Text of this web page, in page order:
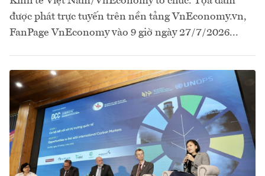
được phát trực tuyến trên nền tảng VnEconomy.vn,
FanPage VnEconomy vào 9 giờ ngày 27/7/2026...